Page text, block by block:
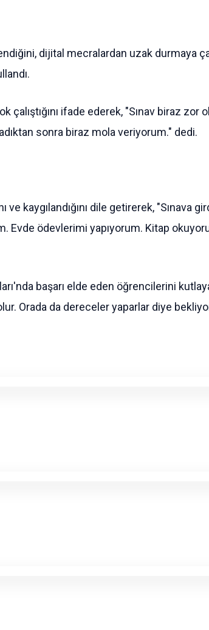
dijital mecralardan uzak durmaya
çalıştığını ifade ederek, "Sınav biraz
sonra biraz mola veriyorum." dedi.
kaygılandığını dile getirerek, "Sınava
Evde ödevlerimi yapıyorum. Kitap
başarı elde eden öğrencilerini
Orada da dereceler yaparlar diye